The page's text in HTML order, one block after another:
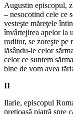
Augustin episcopul,
– nesocotind cele ce
vesteşte măreţele
învârtejirea apelor la
roditor, se zoreşte pe
lăsându-le celor
celor ce suntem
bine de vom avea
II
Ilarie, episcopul
preţioasă piatră spre